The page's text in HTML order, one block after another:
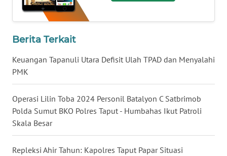
Berita Terkait
Keuangan Tapanuli Utara Defisit Ulah TPAD dan Menyalahi
PMK
Operasi Lilin Toba 2024 Personil Batalyon C Satbrimob
Polda Sumut BKO Polres Taput - Humbahas Ikut Patroli
Skala Besar
Repleksi Ahir Tahun: Kapolres Taput Papar Situasi
MALUT
DAIRI
TOBA